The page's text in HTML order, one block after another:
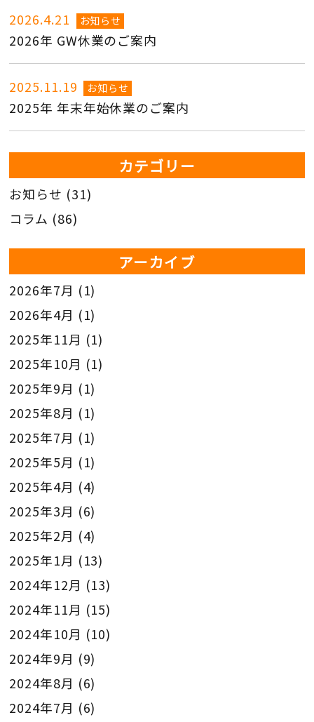
2026.4.21 お知らせ
2026年 GW休業のご案内
2025.11.19 お知らせ
2025年 年末年始休業のご案内
カテゴリー
お知らせ (31)
コラム (86)
アーカイブ
2026年7月 (1)
2026年4月 (1)
2025年11月 (1)
2025年10月 (1)
2025年9月 (1)
2025年8月 (1)
2025年7月 (1)
2025年5月 (1)
2025年4月 (4)
2025年3月 (6)
2025年2月 (4)
2025年1月 (13)
2024年12月 (13)
2024年11月 (15)
2024年10月 (10)
2024年9月 (9)
2024年8月 (6)
2024年7月 (6)